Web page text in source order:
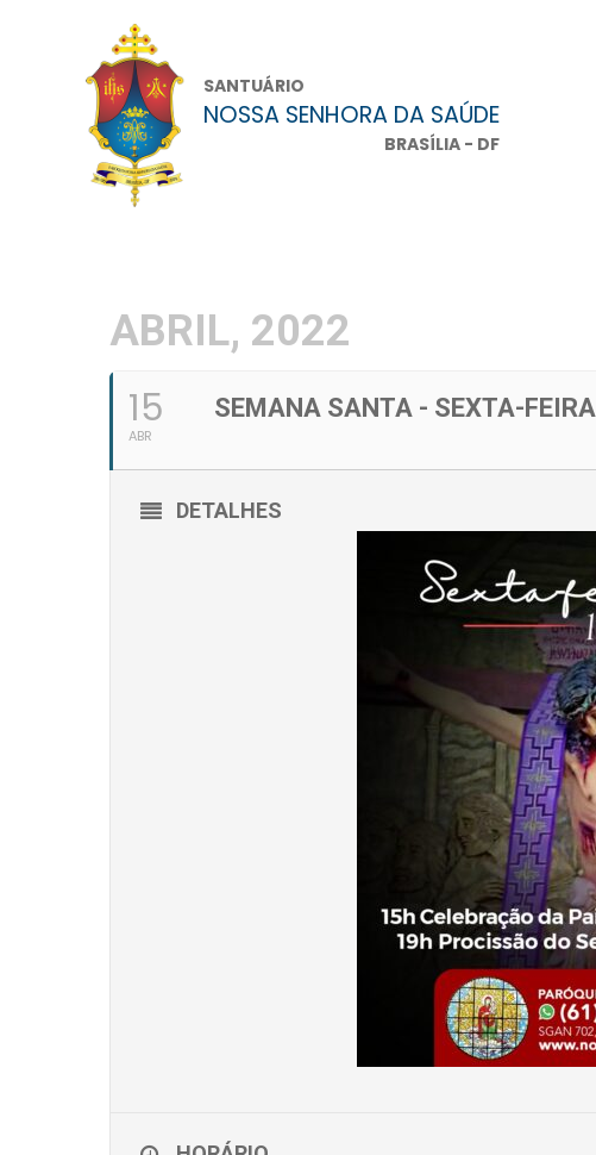
SANTUÁRIO
NOSSA SENHORA DA SAÚDE
BRASÍLIA - DF
ABRIL, 2022
15
ABR
SEMANA SANTA - SEXTA-FEIRA
DETALHES